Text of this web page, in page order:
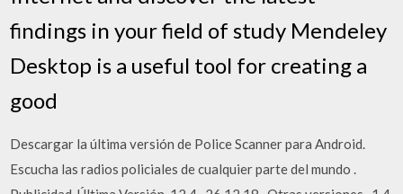
findings in your field of study Mendeley
Desktop is a useful tool for creating a
good
Descargar la última versión de Police Scanner para Android.
Escucha las radios policiales de cualquier parte del mundo .